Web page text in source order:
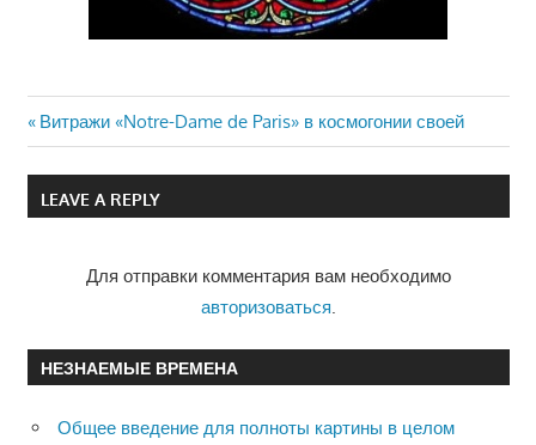
Навигация
по
Previous
Post:
Витражи «Notre-Dame de Paris» в космогонии своей
LEAVE A REPLY
Для отправки комментария вам необходимо
авторизоваться
НЕЗНАЕМЫЕ ВРЕМЕНА
Общее введение для полноты картины в целом